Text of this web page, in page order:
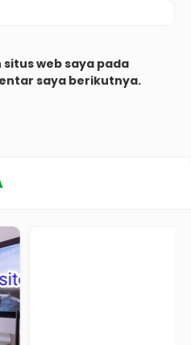
web saya pada
saya berikutnya.